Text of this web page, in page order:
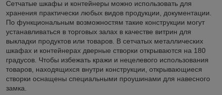
Сетчатые шкафы и контейнеры можно использовать для
хранения практически любых видов продукции, документации.
По функциональным возможностям такие конструкции могут
устанавливаться в торговых залах в качестве витрин для
выкладки продуктов или товаров. В сетчатых металлических
шкафах и контейнерах дверные створки открываются на 180
градусов. Чтобы избежать кражи и нецелевого использования
товаров, находящихся внутри конструкции, открывающиеся
створки оснащены специальными проушинами для навесного
замка.